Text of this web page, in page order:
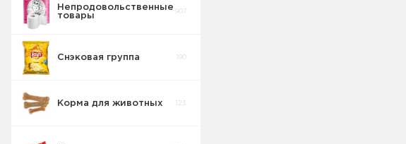
Непродовольственные
товары
907
Снэковая группа 190
Корма для животных 123